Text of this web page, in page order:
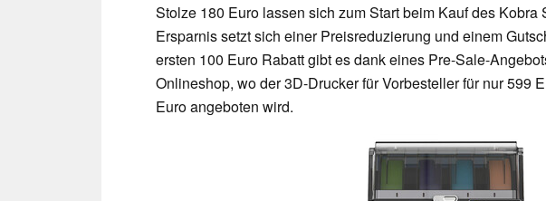
Stolze 180 Euro lassen sich zum Start beim Kauf des Kobra
Ersparnis setzt sich einer Preisreduzierung und einem
ersten 100 Euro Rabatt gibt es dank eines Pre-Sale-
Onlineshop, wo der 3D-Drucker für Vorbesteller für nur 599
Euro angeboten wird.